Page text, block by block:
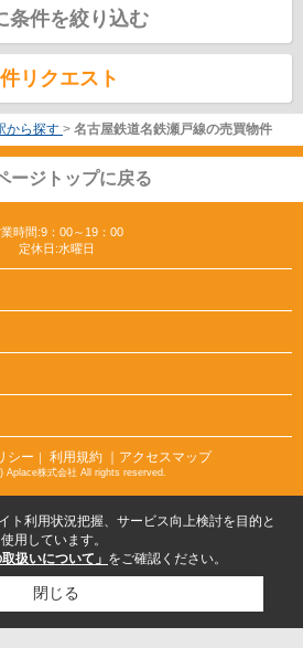
条件を絞り込む
リクエスト
から探す > 名古屋鉄道名鉄瀬戸線の売買物件
ージトップに戻る
時間:9：00～19：00
定休日:水曜日
シー ｜ 利用規約 ｜アクセスマップ
Aplace株式会社 All rights reserved.
ト利用状況把握、サービス向上検討を目的と
用しています。
扱いについて」 をご確認ください。
閉じる